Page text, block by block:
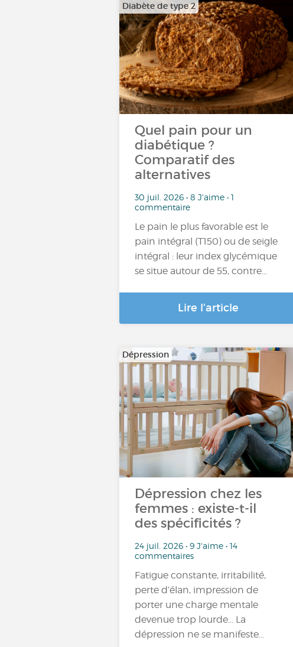
Diabète de type 2
Quel pain pour un
diabétique ?
Comparatif des
alternatives
30 juil. 2026 • 8 J'aime • 1
commentaire
Le pain le plus favorable est le
pain intégral (T150) ou de seigle
intégral : leur index glycémique
se situe autour de 55, contre…
Lire l'article
Dépression
Dépression chez les
femmes : existe-t-il
des spécificités ?
24 juil. 2026 • 9 J'aime • 14
commentaires
Fatigue constante, irritabilité,
perte d’élan, impression de
porter une charge mentale
devenue trop lourde… La
dépression ne se manifeste…